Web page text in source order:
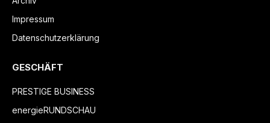
Impressum
Datenschutzerklärung
GESCHÄFT
PRESTIGE BUSINESS
energieRUNDSCHAU